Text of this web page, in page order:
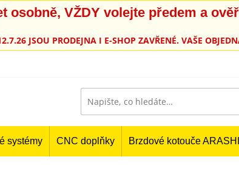
osobně, VŽDY volejte předem a
JSOU PRODEJNA I E-SHOP ZAVŘENÉ. VAŠE
systémy CNC doplňky Brzdové kotouče ARASHI